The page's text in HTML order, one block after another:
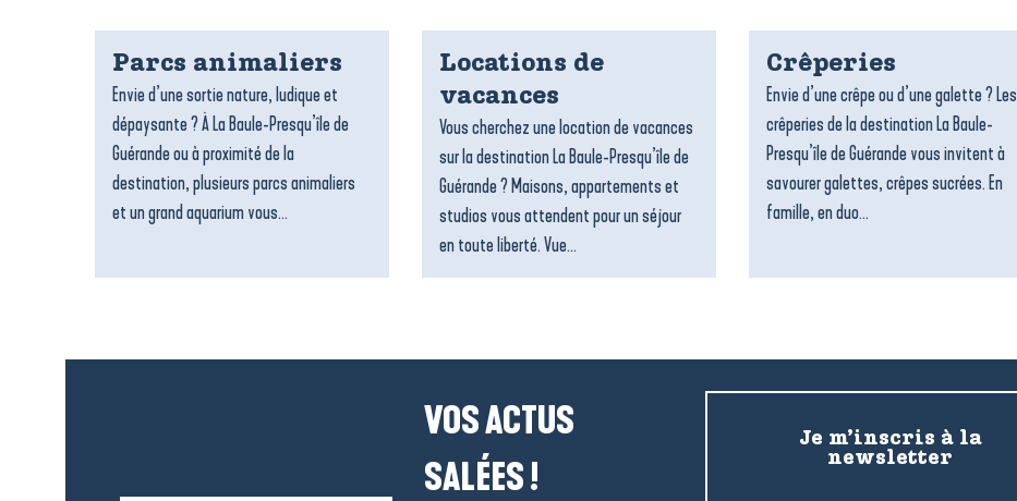
Parcs animaliers
Envie d’une sortie nature, ludique et
dépaysante ? À La Baule-Presqu’île de
Guérande ou à proximité de la
destination, plusieurs parcs animaliers
et un grand aquarium vous...
Locations de
vacances
Vous cherchez une location de vacances
sur la destination La Baule-Presqu’île de
Guérande ? Maisons, appartements et
studios vous attendent pour un séjour
en toute liberté. Vue...
Crêperies
Envie d’une crêpe ou d’une galette ? Les
crêperies de la destination La Baule-
Presqu’île de Guérande vous invitent à
savourer galettes, crêpes sucrées. En
famille, en duo...
VOS ACTUS
SALÉES !
Je m’inscris à la
newsletter